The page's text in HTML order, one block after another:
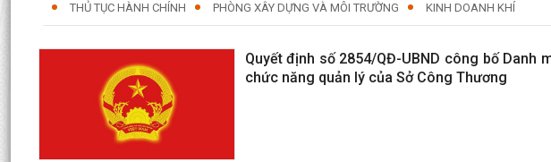
THỦ TỤC HÀNH CHÍNH PHÒNG XÂY DỰNG VÀ MÔI TRƯỜNG KINH DOANH KHÍ
Quyết định số 2854/QĐ-UBND công bố Danh
chức năng quản lý của Sở Công Thương